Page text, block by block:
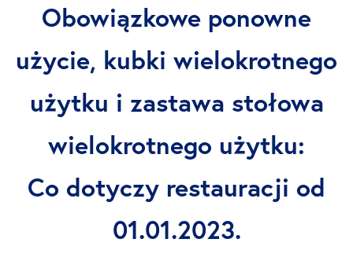
Obowiązkowe ponowne
użycie, kubki wielokrotnego
użytku i zastawa stołowa
wielokrotnego użytku:
Co dotyczy restauracji od
01.01.2023.